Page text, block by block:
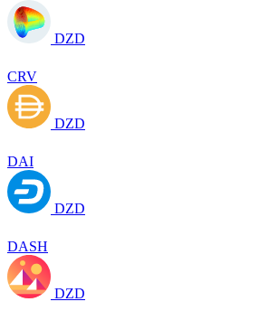
DZD
CRV
DZD
DAI
DZD
DASH
DZD